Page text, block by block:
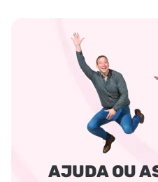
AJUDA OU